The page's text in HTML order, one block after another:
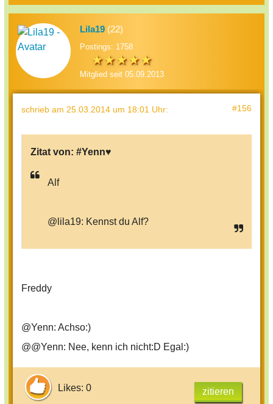
Lila19 (22)
Postings: 1758
Mitglied seit 05.09.2013
schrieb am 25.03.2014 um 18:01 Uhr: #156
Zitat von: #Yenn♥
Alf
@lila19: Kennst du Alf?
Freddy
@Yenn: Achso:)
@@Yenn: Nee, kenn ich nicht:D Egal:)
Likes: 0 zitieren